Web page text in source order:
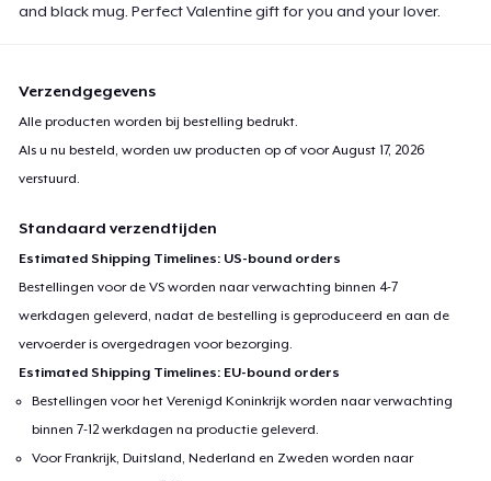
and black mug. Perfect Valentine gift for you and your lover.
Verzendgegevens
Alle producten worden bij bestelling bedrukt.
Als u nu besteld, worden uw producten op of voorAugust 17, 2026
verstuurd.
Standaard verzendtijden
Estimated Shipping Timelines: US-bound orders
Bestellingen voor de VS worden naar verwachting binnen 4-7
werkdagen geleverd, nadat de bestelling is geproduceerd en aan de
vervoerder is overgedragen voor bezorging.
Estimated Shipping Timelines: EU-bound orders
Bestellingen voor het Verenigd Koninkrijk worden naar verwachting
binnen 7-12 werkdagen na productie geleverd.
Voor Frankrijk, Duitsland, Nederland en Zweden worden naar